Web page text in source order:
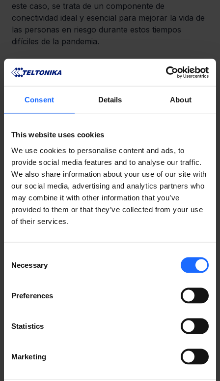
Consent Details About
This website uses cookies
We use cookies to personalise content and ads, to
provide social media features and to analyse our traffic.
We also share information about your use of our site with
our social media, advertising and analytics partners who
may combine it with other information that you’ve
provided to them or that they’ve collected from your use
of their services.
Selection
Necessary
Preferences
Statistics
Marketing
este caso, se trata de un componente de
conectividad ideal y esencial para mejorar la vida de
las personas en riesgo durante estos tiempos
difíciles de la pandemia.
¿LE GUSTO ESTA HISTORIA?
¿TIENES UNA PREGUNTA?
¡Estamos aquí para ayudar!
PREGUNTAS
FRECUENTES